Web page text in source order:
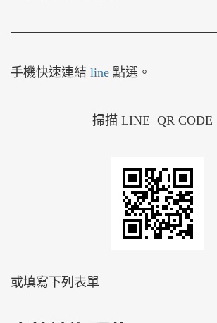
手機快速連結 line 點選。
掃描 LINE QR CODE
或填寫下列表單